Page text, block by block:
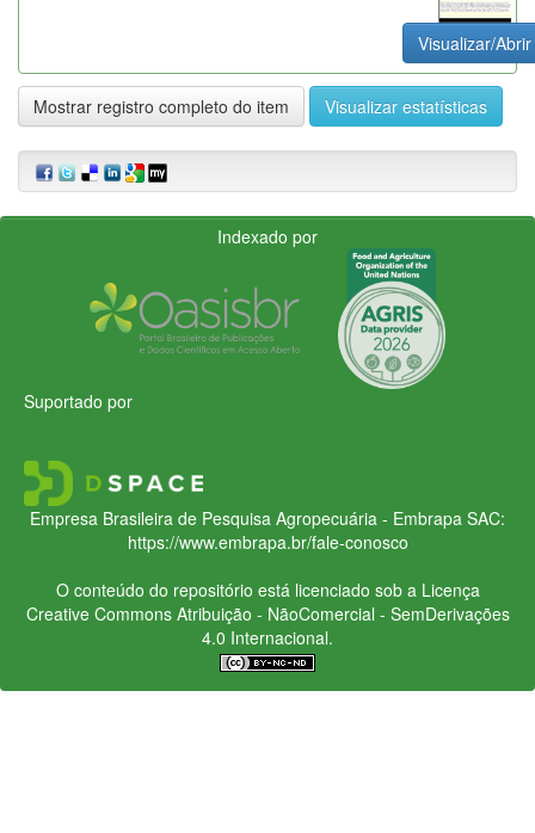
Visualizar/Abrir
Mostrar registro completo do item Visualizar estatísticas
Indexado por
Suportado por
Empresa Brasileira de Pesquisa Agropecuária - Embrapa SAC:
https://www.embrapa.br/fale-conosco
O conteúdo do repositório está licenciado sob a Licença
Creative CommonsAtribuição - NãoComercial - SemDerivações
4.0 Internacional.